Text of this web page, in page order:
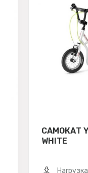
САМОКАТ
WHITE